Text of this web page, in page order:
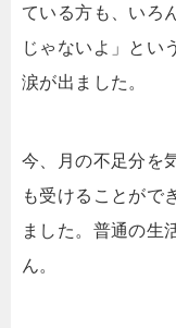
ている方も、いろ
じゃないよ」とい
涙が出ました。
今、月の不足分を
も受けることがで
ました。普通の生
ん。